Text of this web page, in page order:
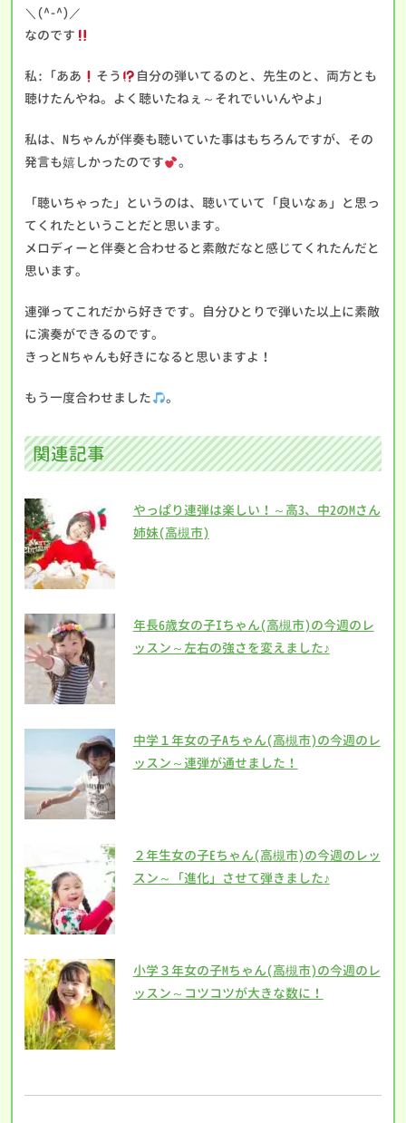
＼(^-^)／
なのです
私:「ああ そう
自分の弾いてるのと、先生のと、両方とも
聴けたんやね。よく聴いたねぇ～それでいいんやよ」
私は、Nちゃんが伴奏も聴いていた事はもちろんですが、その
発言も嬉しかったのです
。
「聴いちゃった」というのは、聴いていて「良いなぁ」と思っ
てくれたということだと思います。
メロディーと伴奏と合わせると素敵だなと感じてくれたんだと
思います。
連弾ってこれだから好きです。自分ひとりで弾いた以上に素敵
に演奏ができるのです。
きっとNちゃんも好きになると思いますよ！
もう一度合わせました 。
関連記事
やっぱり連弾は楽しい！～高3、中2のMさん
姉妹(高槻市)
年長6歳女の子Iちゃん(高槻市)の今週のレ
ッスン～左右の強さを変えました♪
中学１年女の子Aちゃん(高槻市)の今週のレ
ッスン～連弾が通せました！
２年生女の子Eちゃん(高槻市)の今週のレッ
スン～「進化」させて弾きました♪
小学３年女の子Mちゃん(高槻市)の今週のレ
ッスン～コツコツが大きな数に！